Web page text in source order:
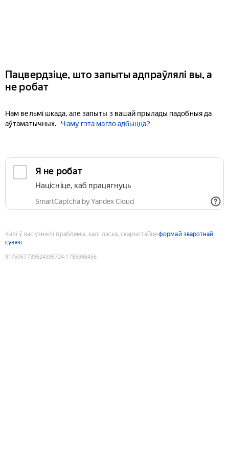
Пацвердзіце, што запыты адпраўлялі вы, а
не робат
Нам вельмі шкада, але запыты з вашай прылады падобныя да
аўтаматычных.
Чаму гэта магло адбыцца?
Я не робат
Націсніце, каб працягнуць
SmartCaptcha by Yandex Cloud
Калі ў вас узніклі праблемы, калі ласка, скарыстайцеформай зваротнай
сувязі
9175057739624395724:1785986456